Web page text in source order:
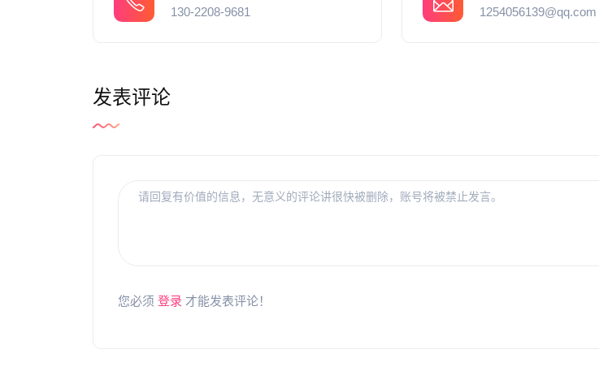
130-2208-9681 1254056139@qq.com
发表评论
您必须 登录 才能发表评论！